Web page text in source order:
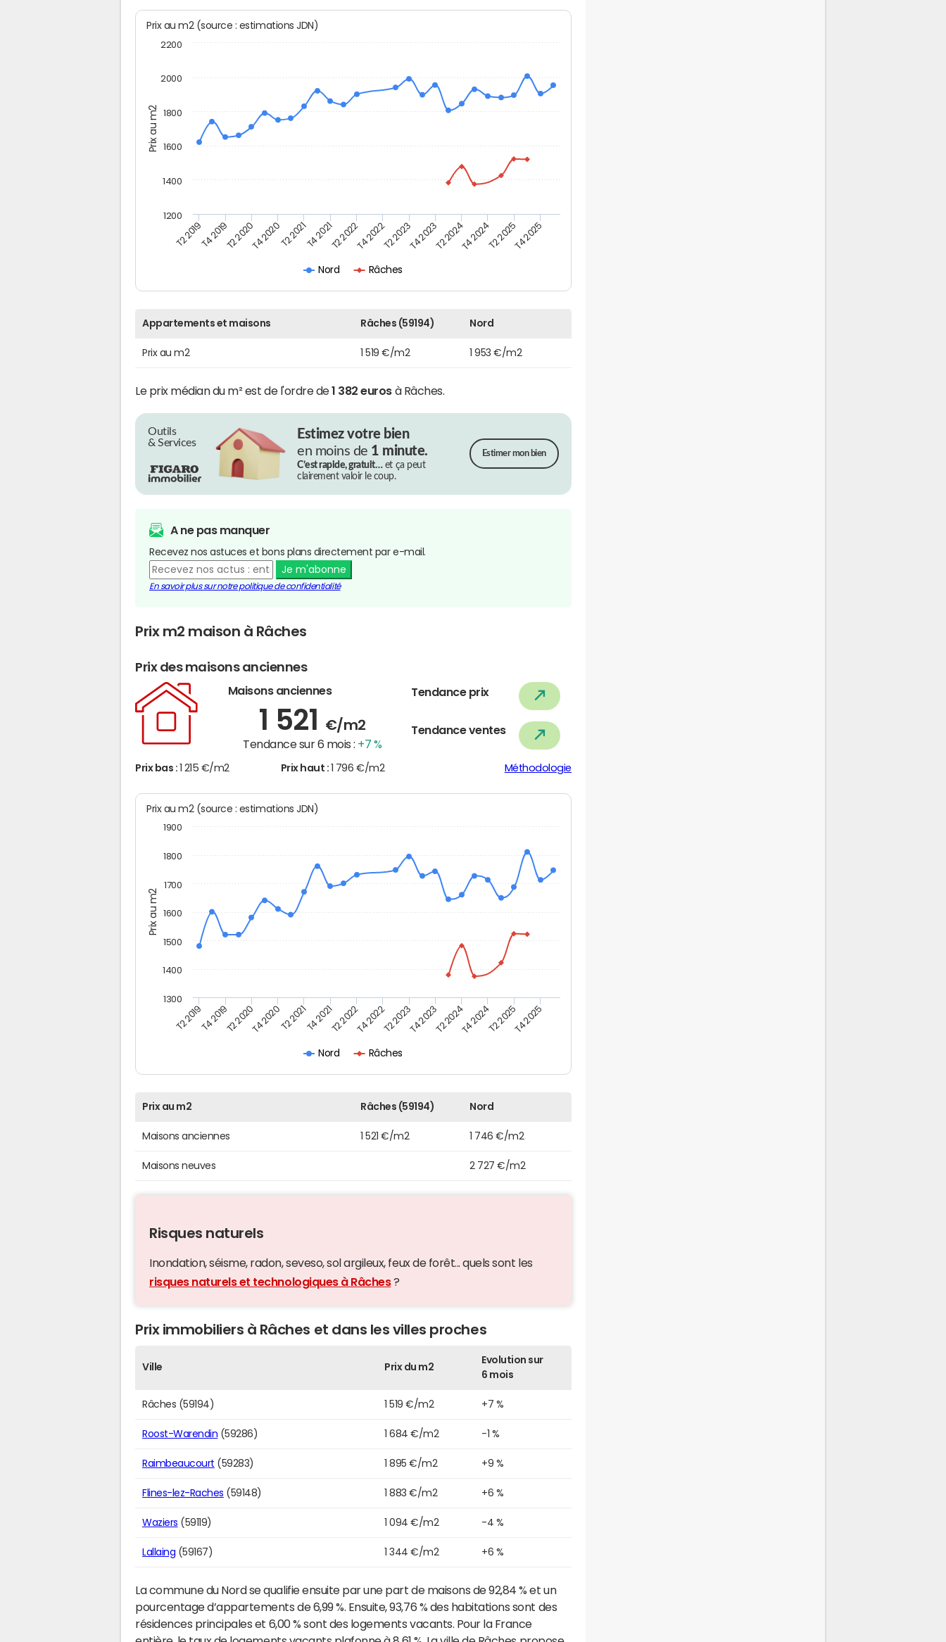
Prix au m2
Prix au m2 (source : estimations JDN)
Nord Râches
T2 2019T4 2019T2 2020T4 2020T2 2021T4 2021T2 2022T4 2022T2 2023T4 2023T2 2024T4 2024T2 2025T4 2025
1200
1400
1600
1800
2000
2200
Appartements et maisons Râches (59194) Nord
Prix au m2 1 519 €/m2 1 953 €/m2
Le prix médian du m² est de l'ordre de1 382 euros à Râches.
Outils
& Services
Estimez votre bien
en moins de 1 minute.
C’est rapide, gratuit…et ça peut
clairement valoir le coup.
Estimer mon bien
A ne pas manquer
Recevez nos astuces et bons plans directement par e-mail.
Je m'abonne
En savoir plus sur notre politique de confidentialité
Prix m2 maison à Râches
Prix des maisons anciennes
Maisons anciennes
1 521 €/m2
Tendance sur 6 mois : +7 %
Tendance prix
Tendance ventes
Prix bas : 1 215 €/m2 Prix haut : 1 796 €/m2 Méthodologie
Prix au m2
Prix au m2 (source : estimations JDN)
Nord Râches
T2 2019T4 2019T2 2020T4 2020T2 2021T4 2021T2 2022T4 2022T2 2023T4 2023T2 2024T4 2024T2 2025T4 2025
1300
1400
1500
1600
1700
1800
1900
Prix au m2 Râches (59194) Nord
Maisons anciennes 1 521 €/m2 1 746 €/m2
Maisons neuves 2 727 €/m2
Risques naturels
Inondation, séisme, radon, seveso, sol argileux, feux de forêt... quels sont les
risques naturels et technologiques à Râches?
Prix immobiliers à Râches et dans les villes proches
Ville Prix du m2
Evolution sur
6 mois
Râches (59194) 1 519 €/m2 +7 %
Roost-Warendin (59286) 1 684 €/m2 -1 %
Raimbeaucourt (59283) 1 895 €/m2 +9 %
Flines-lez-Raches (59148) 1 883 €/m2 +6 %
Waziers (59119) 1 094 €/m2 -4 %
Lallaing (59167) 1 344 €/m2 +6 %
La commune du Nord se qualifie ensuite par une part de maisons de 92,84 % et un
pourcentage d’appartements de 6,99 %. Ensuite, 93,76 % des habitations sont des
résidences principales et 6,00 % sont des logements vacants. Pour la France